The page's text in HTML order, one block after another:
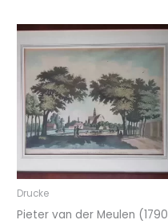
Drucke
Pieter van der Meulen (1790